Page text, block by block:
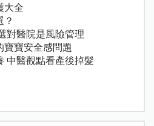
大全
？
對醫院是風險管理
寶寶安全感問題
中醫觀點看產後掉髮